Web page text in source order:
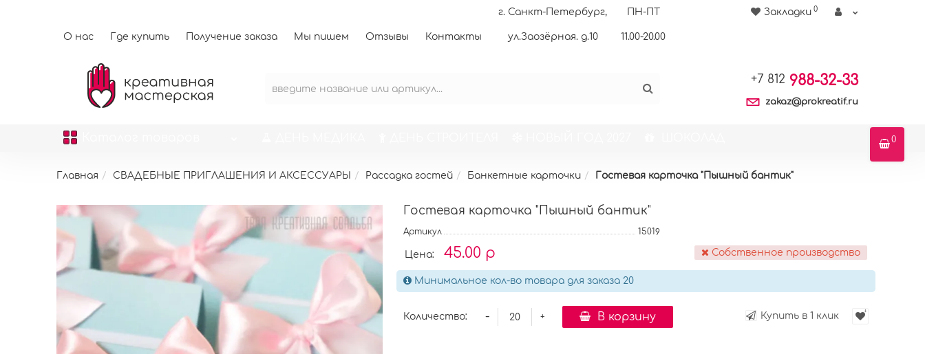
О нас Где купить Получение заказа Мы пишем Отзывы Контакты
г. Санкт-Петербург,
ул.Заозёрная. д.10
ПН-ПТ
11.00-20.00
Закладки 0
+7 812 988-32-33
zakaz@prokreatif.ru
0
Главная СВАДЕБНЫЕ ПРИГЛАШЕНИЯ И АКСЕССУАРЫ Рассадка гостей Банкетные карточки Гостевая карточка "Пышный бантик"
Гостевая карточка "Пышный бантик"
Артикул 15019
Цена: 45.00 р Собственное производство
Минимальное кол-во товара для заказа 20
Количество: +
- В корзину Купить в 1 клик